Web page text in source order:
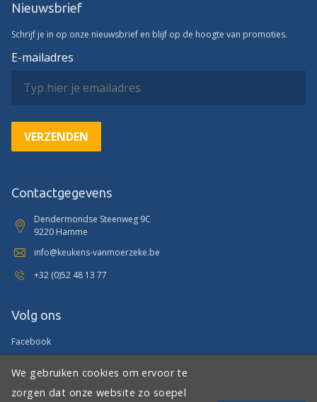
Nieuwsbrief
Schrijf je in op onze nieuwsbrief en blijf op de hoogte van promoties.
E-mailadres
VERZENDEN
Contactgegevens
Dendermondse Steenweg 9C
9220 Hamme
info@keukens-vanmoerzeke.be
+32 (0)52 48 13 77
Volg ons
Facebook
Linkedin
We gebruiken cookies om ervoor te
zorgen dat onze website zo soepel